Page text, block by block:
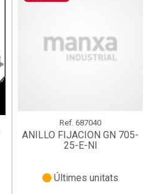
Ref. 687040
ANILLO FIJACION GN 705-
25-E-NI
Últimes unitats